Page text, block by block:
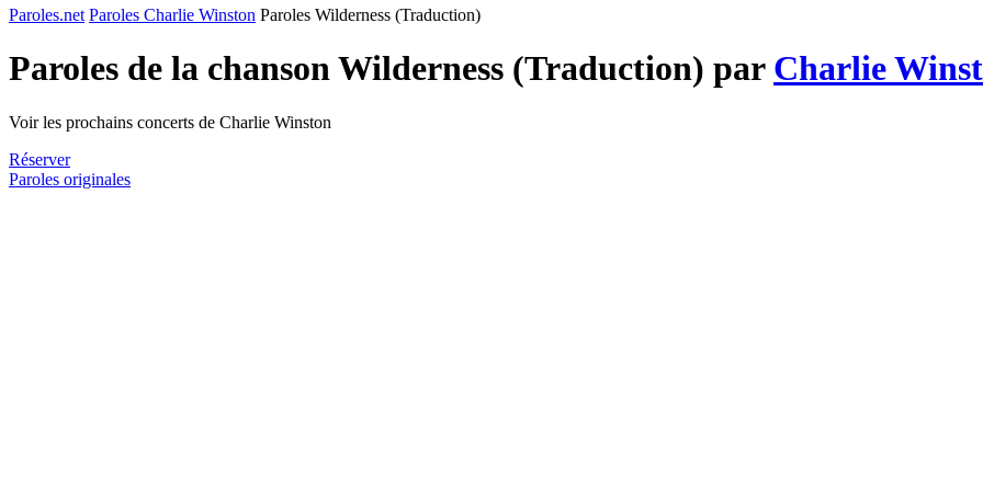
Paroles.net Paroles Charlie Winston Paroles Wilderness (Traduction)
Paroles de la chanson Wilderness (Traduction) par Charlie
Voir les prochains concerts de Charlie Winston
Réserver
Paroles originales